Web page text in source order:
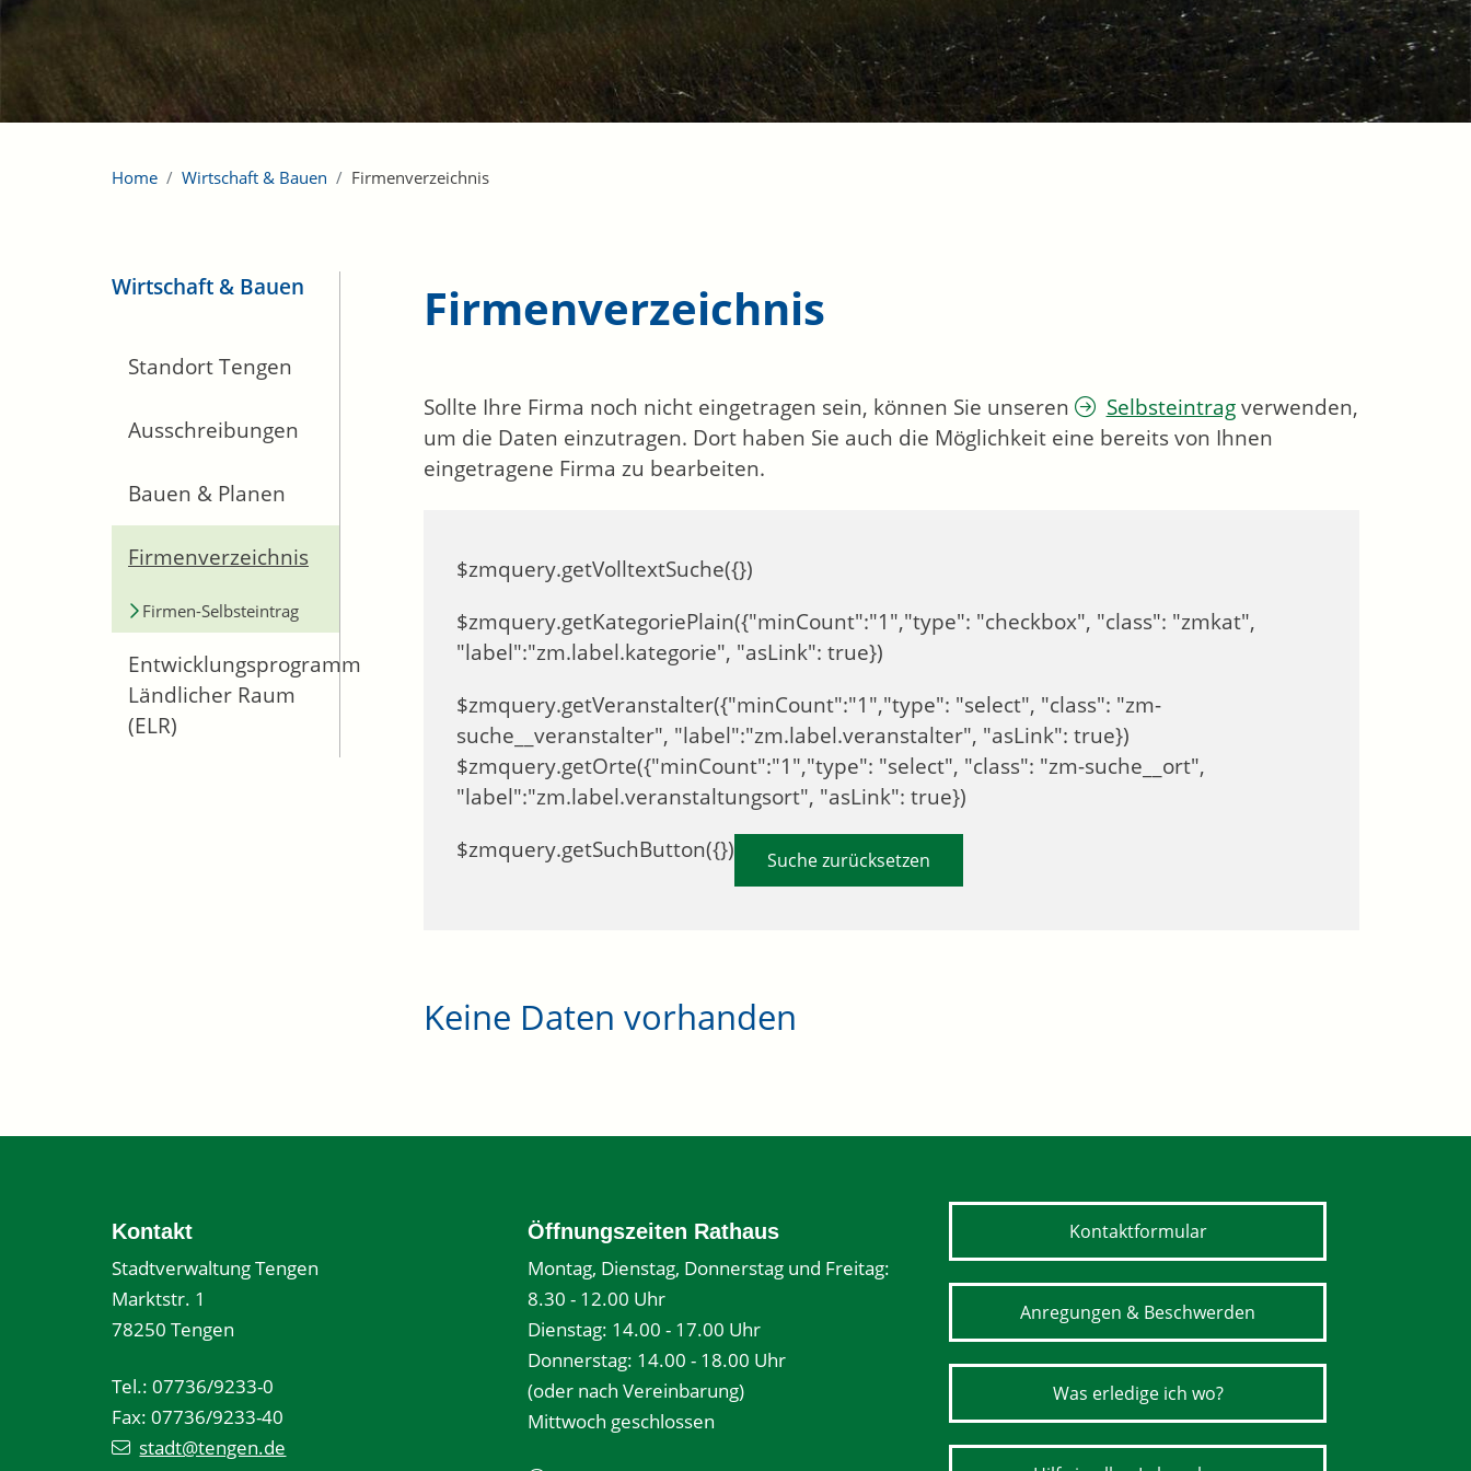
Home Wirtschaft & Bauen Firmenverzeichnis
Wirtschaft & Bauen
Standort Tengen
Ausschreibungen
Bauen & Planen
Firmenverzeichnis
Firmen-Selbsteintrag
Entwicklungsprogramm
Ländlicher Raum
(ELR)
Firmenverzeichnis
Sollte Ihre Firma noch nicht eingetragen sein, können Sie unseren Selbsteintragverwenden,
um die Daten einzutragen. Dort haben Sie auch die Möglichkeit eine bereits von Ihnen
eingetragene Firma zu bearbeiten.
$zmquery.getVolltextSuche({})
$zmquery.getKategoriePlain({"minCount":"1","type": "checkbox", "class": "zmkat",
"label":"zm.label.kategorie", "asLink": true})
$zmquery.getVeranstalter({"minCount":"1","type": "select", "class": "zm-
suche__veranstalter", "label":"zm.label.veranstalter", "asLink": true})
$zmquery.getOrte({"minCount":"1","type": "select", "class": "zm-suche__ort",
"label":"zm.label.veranstaltungsort", "asLink": true})
$zmquery.getSuchButton({})
Suche zurücksetzen
Keine Daten vorhanden
Kontakt
Stadtverwaltung Tengen
Marktstr. 1
78250 Tengen
Tel.: 07736/9233-0
Fax: 07736/9233-40
stadt@tengen.de
Öffnungszeiten Rathaus
Montag, Dienstag, Donnerstag und Freitag:
8.30 - 12.00 Uhr
Dienstag: 14.00 - 17.00 Uhr
Donnerstag: 14.00 - 18.00 Uhr
(oder nach Vereinbarung)
Mittwoch geschlossen
Kontaktformular
Anregungen & Beschwerden
Was erledige ich wo?